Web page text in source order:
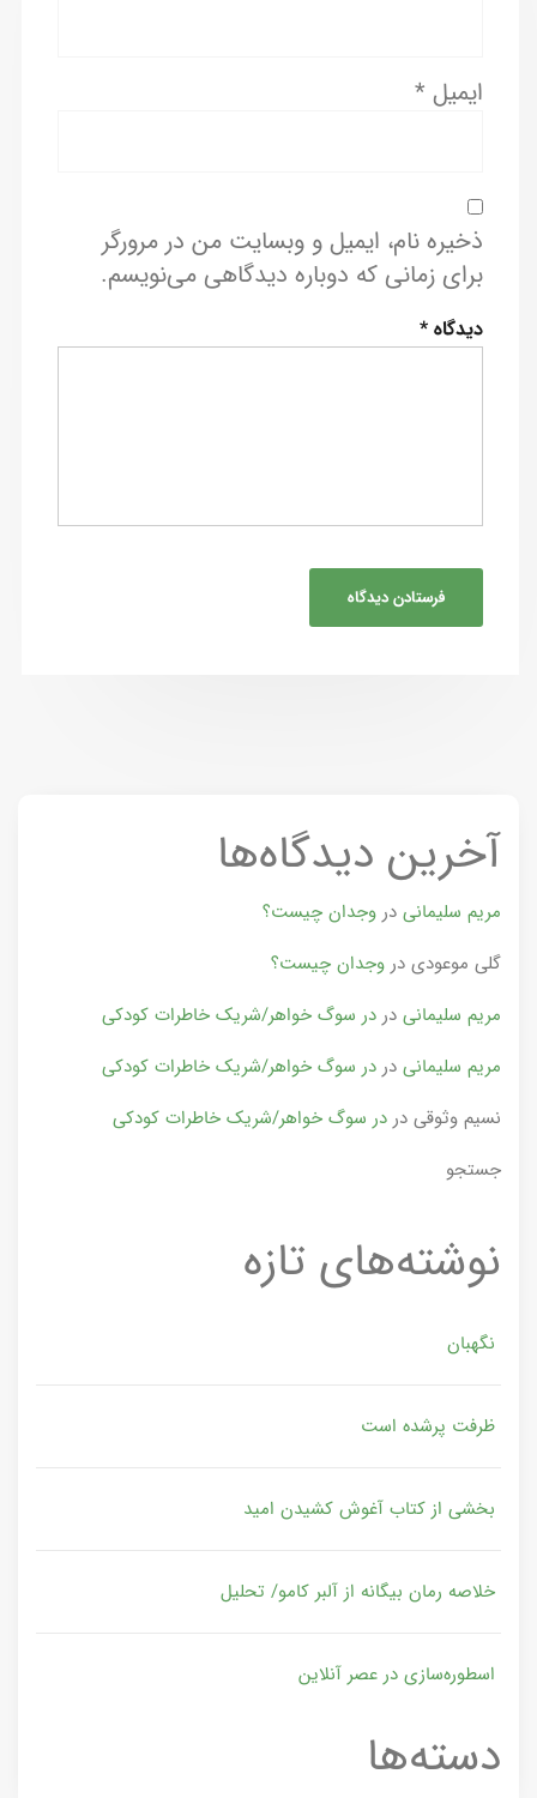
ایمیل *
ذخیره نام، ایمیل و وبسایت من در مرورگر
برای زمانی که دوباره دیدگاهی می‌نویسم.
دیدگاه*
آخرین دیدگاه‌ها
مریم سلیمانی در وجدان چیست؟
گلی موعودی در وجدان چیست؟
مریم سلیمانی در در سوگ خواهر/شریک خاطرات کودکی
مریم سلیمانی در در سوگ خواهر/شریک خاطرات کودکی
نسیم وثوقی در در سوگ خواهر/شریک خاطرات کودکی
جستجو
نوشته‌های تازه
نگهبان
ظرفت پرشده‌ است
بخشی از کتاب آغوش کشیدن امید
خلاصه رمان بیگانه از آلبر کامو/ تحلیل
اسطوره‌سازی در عصر آنلاین
دسته‌ها